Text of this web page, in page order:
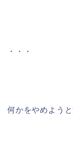
・・・
何かをやめよう